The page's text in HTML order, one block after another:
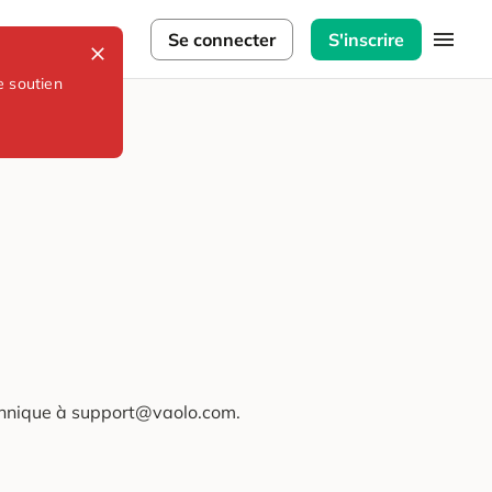
soutien
Se connecter S'inscrire
à support@vaolo.com.